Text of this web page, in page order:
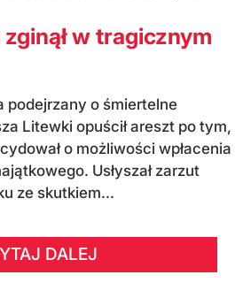
w tragicznym
podejrzany o śmiertelne
Litewki opuścił areszt po tym,
o możliwości wpłacenia
Usłyszał zarzut
ze skutkiem...
DALEJ